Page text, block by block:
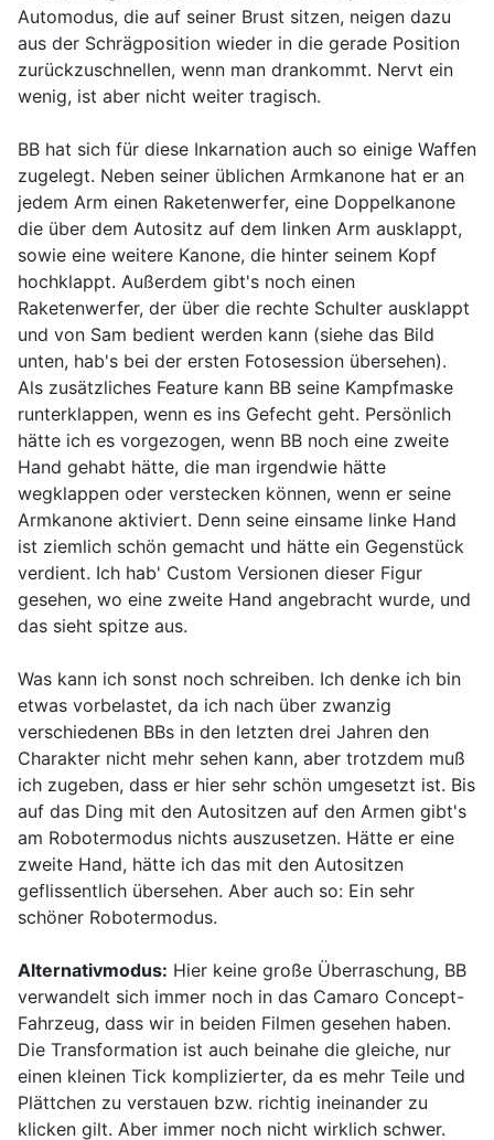
Automodus, die auf seiner Brust sitzen, neigen dazu
aus der Schrägposition wieder in die gerade Position
zurückzuschnellen, wenn man drankommt. Nervt ein
wenig, ist aber nicht weiter tragisch.
BB hat sich für diese Inkarnation auch so einige Waffen
zugelegt. Neben seiner üblichen Armkanone hat er an
jedem Arm einen Raketenwerfer, eine Doppelkanone
die über dem Autositz auf dem linken Arm ausklappt,
sowie eine weitere Kanone, die hinter seinem Kopf
hochklappt. Außerdem gibt's noch einen
Raketenwerfer, der über die rechte Schulter ausklappt
und von Sam bedient werden kann (siehe das Bild
unten, hab's bei der ersten Fotosession übersehen).
Als zusätzliches Feature kann BB seine Kampfmaske
runterklappen, wenn es ins Gefecht geht. Persönlich
hätte ich es vorgezogen, wenn BB noch eine zweite
Hand gehabt hätte, die man irgendwie hätte
wegklappen oder verstecken können, wenn er seine
Armkanone aktiviert. Denn seine einsame linke Hand
ist ziemlich schön gemacht und hätte ein Gegenstück
verdient. Ich hab' Custom Versionen dieser Figur
gesehen, wo eine zweite Hand angebracht wurde, und
das sieht spitze aus.
Was kann ich sonst noch schreiben. Ich denke ich bin
etwas vorbelastet, da ich nach über zwanzig
verschiedenen BBs in den letzten drei Jahren den
Charakter nicht mehr sehen kann, aber trotzdem muß
ich zugeben, dass er hier sehr schön umgesetzt ist. Bis
auf das Ding mit den Autositzen auf den Armen gibt's
am Robotermodus nichts auszusetzen. Hätte er eine
zweite Hand, hätte ich das mit den Autositzen
geflissentlich übersehen. Aber auch so: Ein sehr
schöner Robotermodus.
Alternativmodus: Hier keine große Überraschung, BB
verwandelt sich immer noch in das Camaro Concept-
Fahrzeug, dass wir in beiden Filmen gesehen haben.
Die Transformation ist auch beinahe die gleiche, nur
einen kleinen Tick komplizierter, da es mehr Teile und
Plättchen zu verstauen bzw. richtig ineinander zu
klicken gilt. Aber immer noch nicht wirklich schwer.